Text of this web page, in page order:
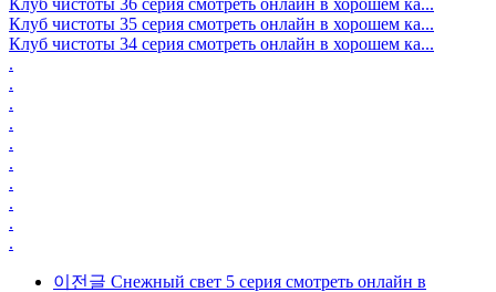
Клуб чистоты 35 серия смотреть онлайн в хорошем ка...
Клуб чистоты 34 серия смотреть онлайн в хорошем ка...
.
.
.
.
.
.
.
.
.
.
이전글 Снежный свет 5 серия смотреть онлайн в